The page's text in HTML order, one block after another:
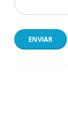
ENVIAR